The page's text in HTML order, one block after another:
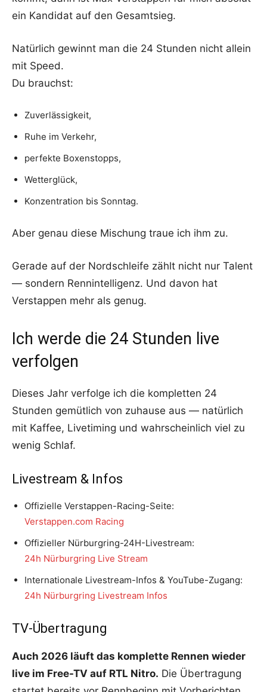
ein Kandidat auf den Gesamtsieg.
Natürlich gewinnt man die 24 Stunden nicht allein
mit Speed.
Du brauchst:
Zuverlässigkeit,
Ruhe im Verkehr,
perfekte Boxenstopps,
Wetterglück,
Konzentration bis Sonntag.
Aber genau diese Mischung traue ich ihm zu.
Gerade auf der Nordschleife zählt nicht nur Talent
— sondern Rennintelligenz. Und davon hat
Verstappen mehr als genug.
Ich werde die 24 Stunden live
verfolgen
Dieses Jahr verfolge ich die kompletten 24
Stunden gemütlich von zuhause aus — natürlich
mit Kaffee, Livetiming und wahrscheinlich viel zu
wenig Schlaf.
Livestream & Infos
Offizielle Verstappen-Racing-Seite:
Verstappen.com Racing
Offizieller Nürburgring-24H-Livestream:
24h Nürburgring Live Stream
Internationale Livestream-Infos & YouTube-Zugang:
24h Nürburgring Livestream Infos
TV-Übertragung
Auch 2026 läuft das komplette Rennen wieder
live im Free-TV auf RTL Nitro. Die Übertragung